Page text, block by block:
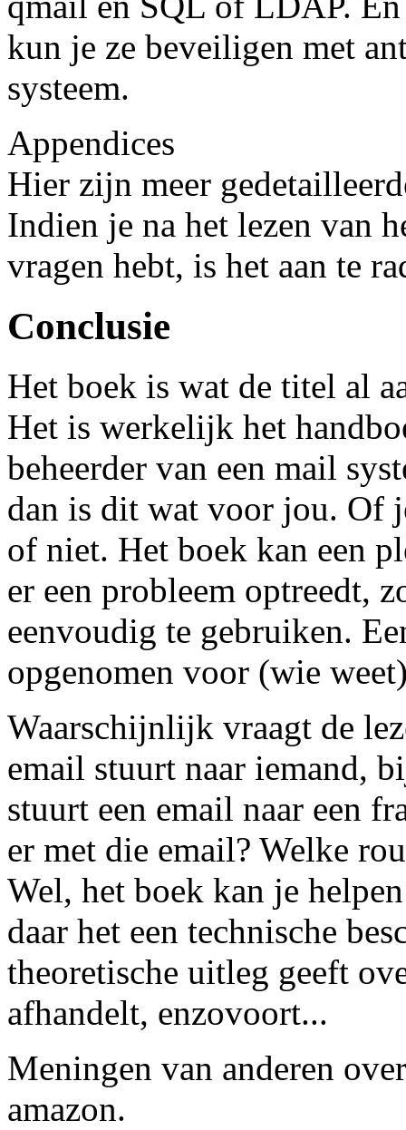
kun je ze beveiligen met
systeem.
Appendices
Hier zijn meer
Indien je na het lezen van
vragen hebt, is het aan te
Conclusie
Het boek is wat de titel al
Het is werkelijk het
beheerder van een mail
dan is dit wat voor jou. Of
of niet. Het boek kan een
er een probleem optreedt,
eenvoudig te gebruiken.
opgenomen voor (wie
Waarschijnlijk vraagt de
email stuurt naar iemand,
stuurt een email naar een
er met die email? Welke
Wel, het boek kan je
daar het een technische
theoretische uitleg geeft
afhandelt, enzovoort...
Meningen van anderen
amazon.